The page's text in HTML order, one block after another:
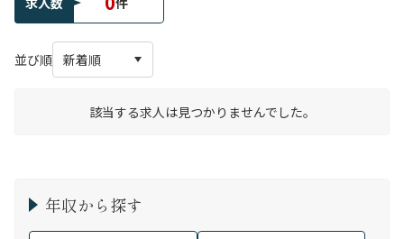
並び順
該当する求人は見つかりませんでした。
年収から探す